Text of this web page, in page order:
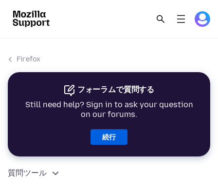
Firefox
フォーラムで質問する
Still need help? Sign in to ask your question
on our forums.
続行
質問ツール